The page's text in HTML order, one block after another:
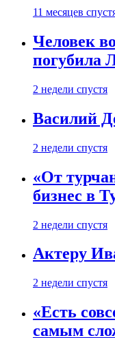
11 месяцев
Человек
погубила
2 недели спустя
Василий
2 недели спустя
«От
бизнес в
2 недели спустя
Актеру
2 недели спустя
«Есть
самым